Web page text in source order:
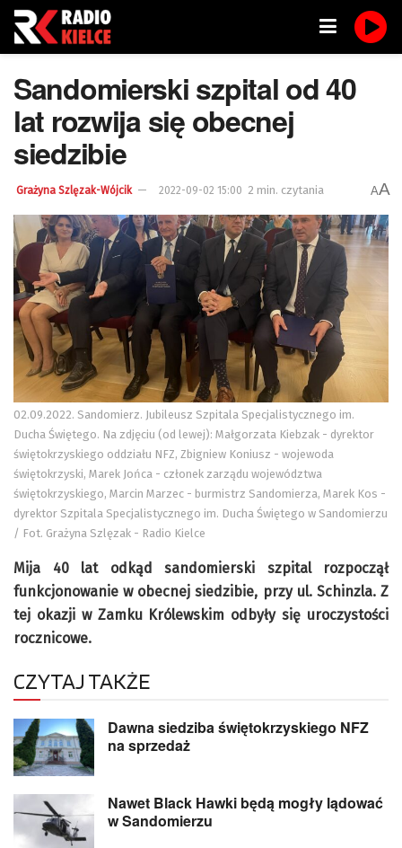
Sandomierski szpital od 40
lat rozwija się obecnej
siedzibie
Grażyna Szlęzak-Wójcik 2022-09-02 15:00 2 min. czytania AA
02.09.2022. Sandomierz. Jubileusz Szpitala Specjalistycznego im.
Ducha Świętego. Na zdjęciu (od lewej): Małgorzata Kiebzak - dyrektor
świętokrzyskiego oddziału NFZ, Zbigniew Koniusz - wojewoda
świętokrzyski, Marek Jońca - członek zarządu województwa
świętokrzyskiego, Marcin Marzec - burmistrz Sandomierza, Marek Kos -
dyrektor Szpitala Specjalistycznego im. Ducha Świętego w Sandomierzu
/ Fot. Grażyna Szlęzak - Radio Kielce
Mija 40 lat odkąd sandomierski szpital rozpoczął
funkcjonowanie w obecnej siedzibie, przy ul. Schinzla. Z
tej okazji w Zamku Królewskim odbyły się uroczystości
rocznicowe.
CZYTAJ TAKŻE
Dawna siedziba świętokrzyskiego NFZ
na sprzedaż
Nawet Black Hawki będą mogły lądować
w Sandomierzu